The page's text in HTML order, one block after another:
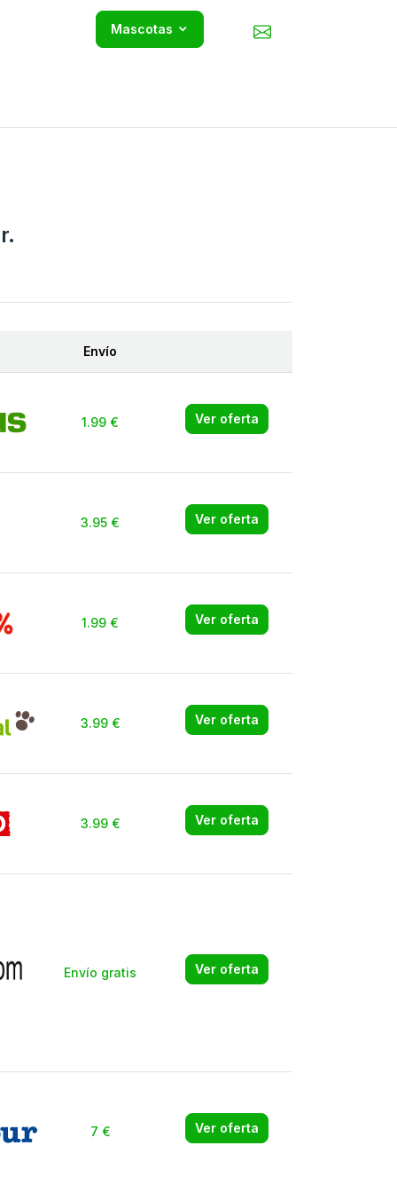
Mascotas
Envío
1.99 € Ver oferta
3.95 € Ver oferta
1.99 € Ver oferta
3.99 € Ver oferta
3.99 € Ver oferta
Envío gratis Ver oferta
7 € Ver oferta